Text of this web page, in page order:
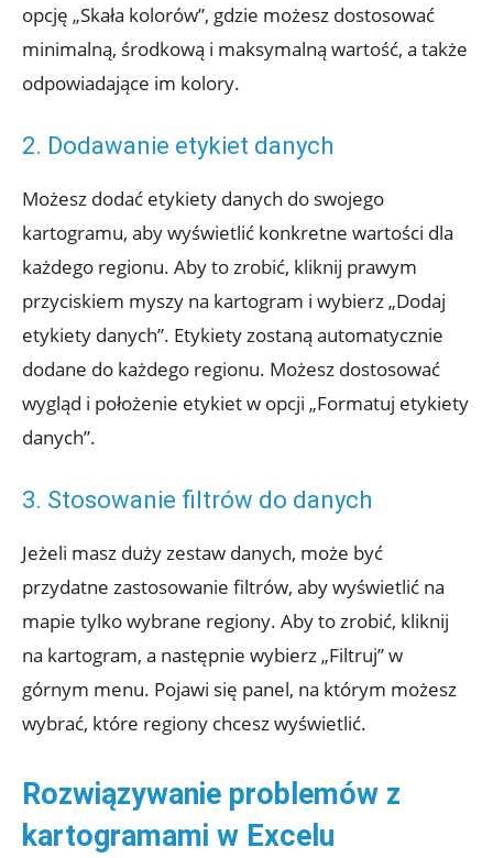
opcję „Skała kolorów”, gdzie możesz dostosować
minimalną, środkową i maksymalną wartość, a także
odpowiadające im kolory.
2. Dodawanie etykiet danych
Możesz dodać etykiety danych do swojego
kartogramu, aby wyświetlić konkretne wartości dla
każdego regionu. Aby to zrobić, kliknij prawym
przyciskiem myszy na kartogram i wybierz „Dodaj
etykiety danych”. Etykiety zostaną automatycznie
dodane do każdego regionu. Możesz dostosować
wygląd i położenie etykiet w opcji „Formatuj etykiety
danych”.
3. Stosowanie filtrów do danych
Jeżeli masz duży zestaw danych, może być
przydatne zastosowanie filtrów, aby wyświetlić na
mapie tylko wybrane regiony. Aby to zrobić, kliknij
na kartogram, a następnie wybierz „Filtruj” w
górnym menu. Pojawi się panel, na którym możesz
wybrać, które regiony chcesz wyświetlić.
Rozwiązywanie problemów z
kartogramami w Excelu